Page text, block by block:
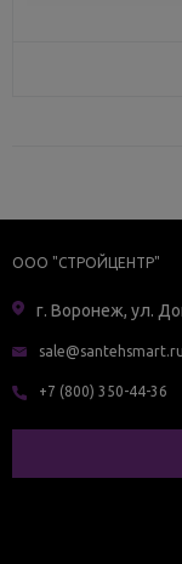
ООО "СТРОЙЦЕНТР"
г. Воронеж, ул.
sale@santehsmart.ru
+7 (800) 350-44-36